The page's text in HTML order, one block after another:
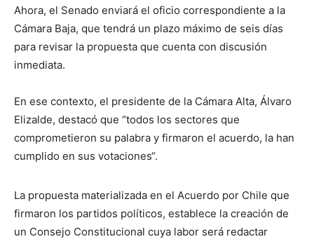
Ahora, el Senado enviará el oficio correspondiente a la
Cámara Baja, que tendrá un plazo máximo de seis días
para revisar la propuesta que cuenta con discusión
inmediata.
En ese contexto, el presidente de la Cámara Alta, Álvaro
Elizalde, destacó que “todos los sectores que
comprometieron su palabra y firmaron el acuerdo, la han
cumplido en sus votaciones“.
La propuesta materializada en el Acuerdo por Chile que
firmaron los partidos políticos, establece la creación de
un Consejo Constitucional cuya labor será redactar